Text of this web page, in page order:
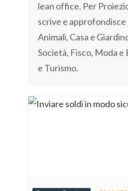
lean office. Per
scrive e
Animali, Casa e
Società, Fisco, Moda e
e Turismo.